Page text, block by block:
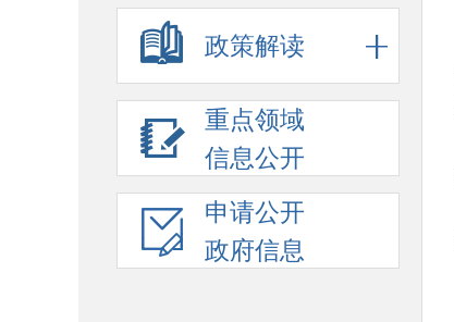
政策解读
重点领域
信息公开
申请公开
政府信息